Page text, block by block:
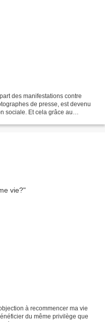
des manifestations contre
de presse, est devenu
sociale. Et cela grâce au
à recommencer ma vie
du même privilège que